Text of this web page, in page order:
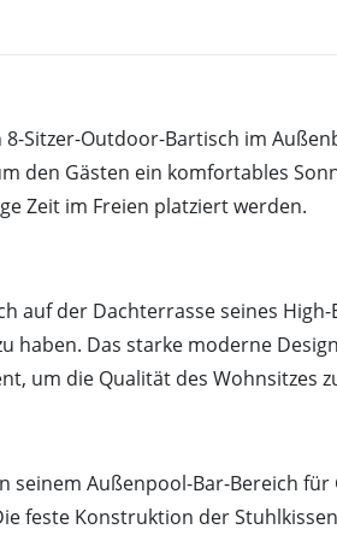
Sitzer-Outdoor-Bartisch im
den Gästen ein komfortables
Zeit im Freien platziert werden.
auf der Dachterrasse seines
haben. Das starke moderne
um die Qualität des Wohnsitzes
seinem Außenpool-Bar-Bereich
feste Konstruktion der